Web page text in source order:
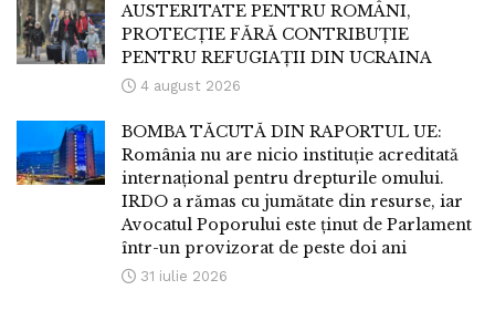
AUSTERITATE PENTRU ROMÂNI,
PROTECȚIE FĂRĂ CONTRIBUȚIE
PENTRU REFUGIAȚII DIN UCRAINA
4 august 2026
BOMBA TĂCUTĂ DIN RAPORTUL UE:
România nu are nicio instituție acreditată
internațional pentru drepturile omului.
IRDO a rămas cu jumătate din resurse, iar
Avocatul Poporului este ținut de Parlament
într-un provizorat de peste doi ani
31 iulie 2026